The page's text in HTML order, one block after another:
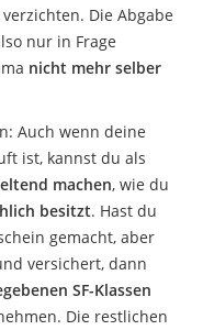
Die Abgabe
nur in Frage
nicht mehr selber
Auch wenn deine
ist, kannst du als
machen, wie du
besitzt. Hast du
gemacht, aber
versichert, dann
SF-Klassen
Die restlichen